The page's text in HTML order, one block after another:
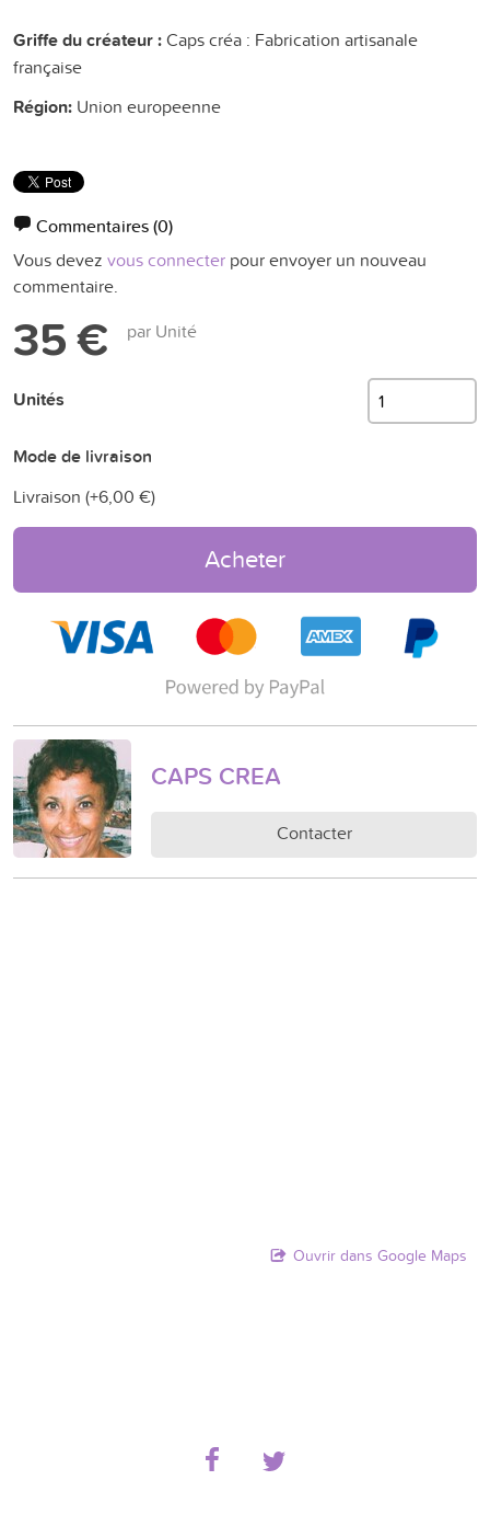
Griffe du créateur :Caps créa : Fabrication artisanale
française
Région: Union europeenne
Commentaires(0)
Vous devez vous connecter pour envoyer un nouveau
commentaire.
35 € par Unité
Unités
Mode de livraison
Livraison (+6,00 €)
Acheter
CAPS CREA
Contacter
Ouvrir dans Google Maps